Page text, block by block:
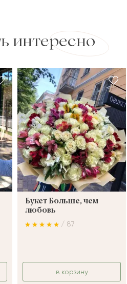
интересно
Букет Больше, чем
любовь
/ 87
в корзину